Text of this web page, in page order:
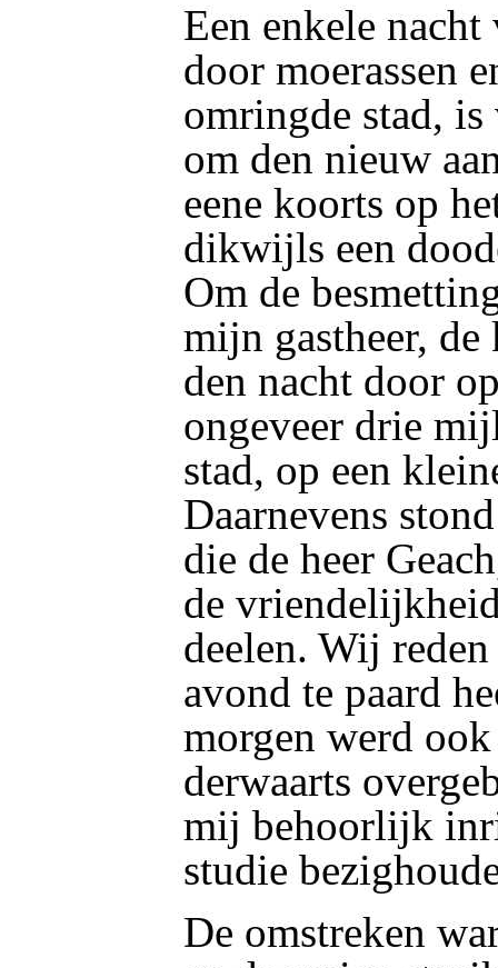
Een enkele
door moerassen
omringde stad,
om den nieuw
eene koorts op
dikwijls een
Om de
mijn gastheer,
den nacht door
ongeveer drie
stad, op een
Daarnevens
die de heer
de
deelen. Wij
avond te paard
morgen werd
derwaarts
mij behoorlijk
studie
De omstreken